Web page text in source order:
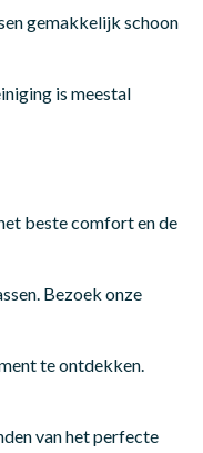
gemakkelijk schoon
is meestal
beste comfort en de
Bezoek onze
te ontdekken.
van het perfecte